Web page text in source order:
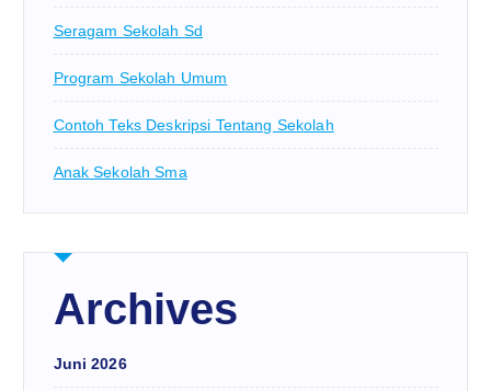
Seragam Sekolah Sd
Program Sekolah Umum
Contoh Teks Deskripsi Tentang Sekolah
Anak Sekolah Sma
Archives
Juni 2026